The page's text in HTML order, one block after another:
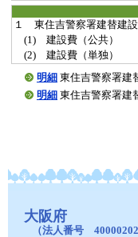
１ 東住吉警察署建替建設
(1) 建設費（公共）
(2) 建設費（単独）
明細 東住吉警察署建
明細 東住吉警察署建
大阪府
（法人番号